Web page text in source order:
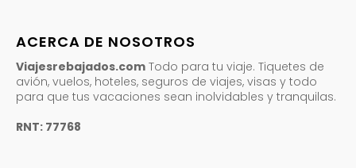
ACERCA DE NOSOTROS
Viajesrebajados.com Todo para tu viaje. Tiquetes de
avión, vuelos, hoteles, seguros de viajes, visas y todo
para que tus vacaciones sean inolvidables y tranquilas.
RNT: 77768